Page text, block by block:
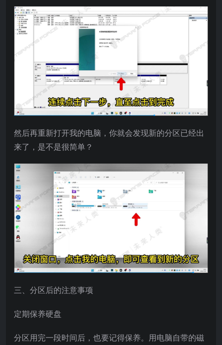
然后再重新打开我的电脑，你就会发现新的分区已经出
来了，是不是很简单？
三、分区后的注意事项​
定期保养硬盘​
分区用完一段时间后，也要记得保养。用电脑自带的磁